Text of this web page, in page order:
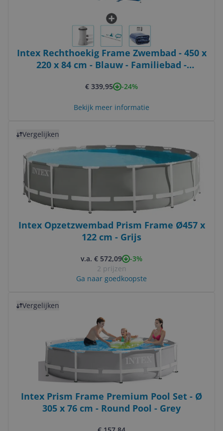
Intex Rechthoekig Frame Zwembad - 450 x
220 x 84 cm - Blauw - Familiebad -
Solarzeil
€ 339,95 -24%
Bekijk meer informatie
Vergelijken
Intex Opzetzwembad Prism Frame Ø457 x
122 cm - Grijs
v.a. € 572,09
-3%
2 prijzen
Ga naar goedkoopste
Vergelijken
Intex Prism Frame Premium Pool Set - Ø
305 x 76 cm - Round Pool - Grey